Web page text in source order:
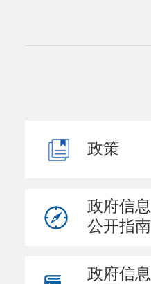
政策
政府信息
公开指南
政府信息